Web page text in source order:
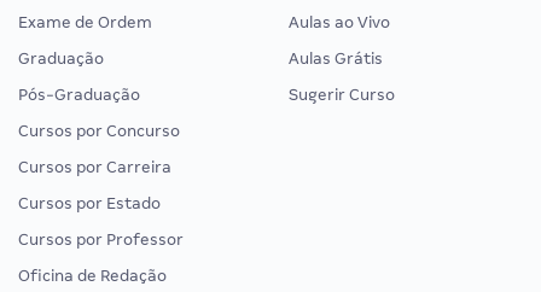
Exame de Ordem
Graduação
Pós-Graduação
Cursos por Concurso
Cursos por Carreira
Cursos por Estado
Cursos por Professor
Oficina de Redação
Aulas ao Vivo
Aulas Grátis
Sugerir Curso